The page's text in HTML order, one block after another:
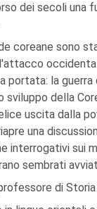
dei secoli una
coreane sono
portata: la
sviluppo della
uscita dalla
una
interrogativi sui
sembrati
di